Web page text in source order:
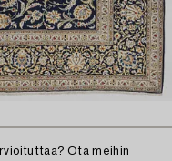
Ota meihin